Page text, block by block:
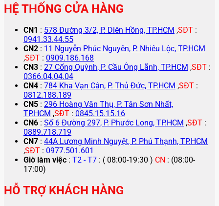
HỆ THỐNG CỬA HÀNG
CN1 : 578 Đường 3/2, P. Diên Hồng, TP.HCM ,SĐT :
0941.33.44.55
CN2 : 11 Nguyễn Phúc Nguyên, P. Nhiêu Lộc, TP.HCM
,SĐT : 0909.186.168
CN3 : 27 Cống Quỳnh, P. Cầu Ông Lãnh, TP.HCM ,SĐT :
0366.04.04.04
CN4 : 784 Kha Vạn Cân, P. Thủ Đức, TP.HCM ,SĐT :
0812.188.189
CN5 : 296 Hoàng Văn Thụ, P. Tân Sơn Nhất,
TP.HCM ,SĐT : 0845.15.15.16
CN6 : Số 6 Đường 297, P. Phước Long, TP.HCM ,SĐT :
0889.718.719
CN7 : 44A Lương Minh Nguyệt, P. Phú Thạnh, TP.HCM
,SĐT : 0977.501.601
Giờ làm việc : T2 - T7 : ( 08:00-19:30 ) CN : (08:00-
17:00)
HỖ TRỢ KHÁCH HÀNG